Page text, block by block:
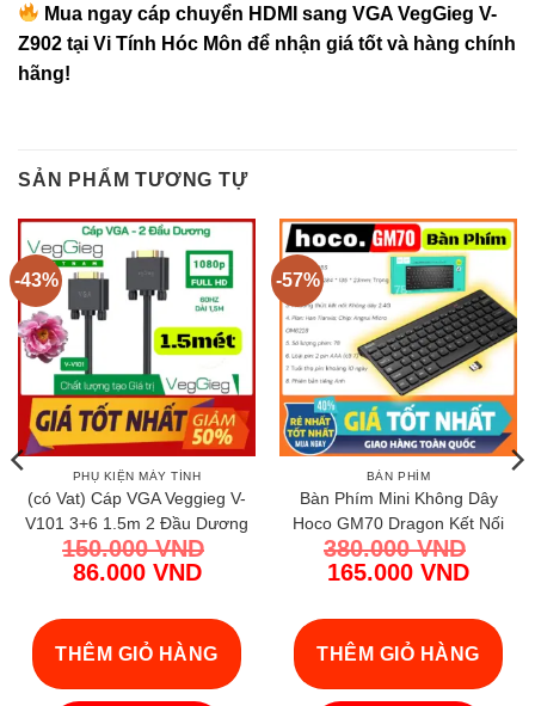
Mua ngay cáp chuyển HDMI sang VGA VegGieg V-
Z902 tại Vi Tính Hóc Môn để nhận giá tốt và hàng chính
hãng!
SẢN PHẨM TƯƠNG TỰ
-43%
PHỤ KIỆN MÁY TÍNH
(có Vat) Cáp VGA Veggieg V-
V101 3+6 1.5m 2 Đầu Dương
Chính Hãng Giá Rẻ Cho PC
Màn Hình
150.000VND
Giá
là:
150.000 VND.
86.000 VND
hiện
tại
là:
86.000 VND.
THÊM GIỎ HÀNG
-57%
BÀN PHÍM
Bàn Phím Mini Không Dây
Hoco GM70 Dragon Kết Nối
Ổn Định Thiết Kế Nhỏ Gọn | Vi
Tính Hóc Môn
380.000VND
Giá
là:
380.000
165.000 VND
hiện
tại
là:
165.000
THÊM GIỎ HÀNG